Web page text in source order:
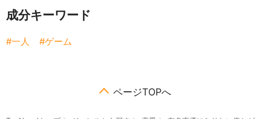
成分キーワード
一人 ゲーム
ページTOPへ